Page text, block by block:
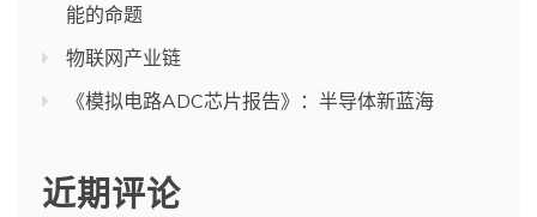
能的命题
物联网产业链
《模拟电路ADC芯片报告》：半导体新蓝海
近期评论